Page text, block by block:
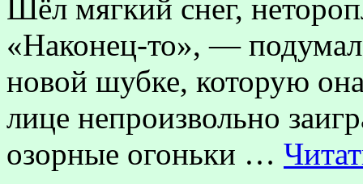
Шёл мягкий снег,
«Наконец-то», —
новой шубке, которую
лице непроизвольно
озорные огоньки …